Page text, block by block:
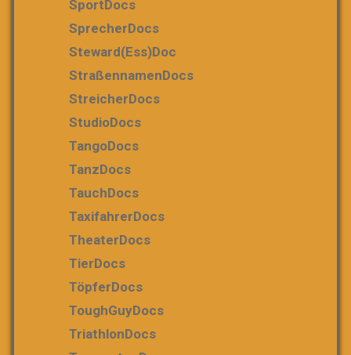
SportDocs
SprecherDocs
Steward(ess)Doc
StraßennamenDocs
StreicherDocs
StudioDocs
TangoDocs
TanzDocs
TauchDocs
TaxifahrerDocs
TheaterDocs
TierDocs
TöpferDocs
ToughGuyDocs
TriathlonDocs